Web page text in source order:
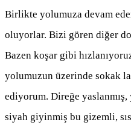
Birlikte yolumuza devam
oluyorlar. Bizi gören diğer
Bazen koşar gibi
yolumuzun üzerinde sokak
ediyorum. Direğe
siyah giyinmiş bu gizemli,